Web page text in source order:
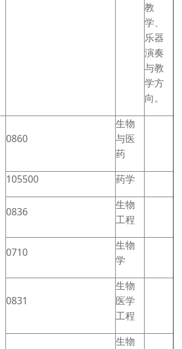
教
学、
乐器
演奏
与教
学方
向。
0860
生物
与医
药
105500
药学
0836
生物
工程
0710
生物
学
0831
生物
医学
工程
生物